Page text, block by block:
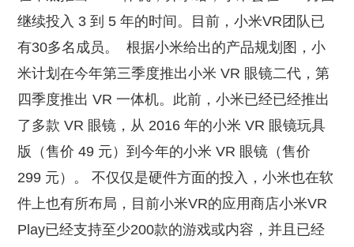
继续投入 3 到 5 年的时间。目前，小米VR团队已
有30多名成员。
根据小米给出的产品规划图，小
米计划在今年第三季度推出小米 VR 眼镜二代，第
四季度推出 VR 一体机。此前，小米已经已经推出
了多款 VR 眼镜，从 2016 年的小米 VR 眼镜玩具
版（售价 49 元）到今年的小米 VR 眼镜（售价
299 元）。 不仅仅是硬件方面的投入，小米也在软
件上也有所布局，目前小米VR的应用商店小米VR
Play已经支持至少200款的游戏或内容，并且已经